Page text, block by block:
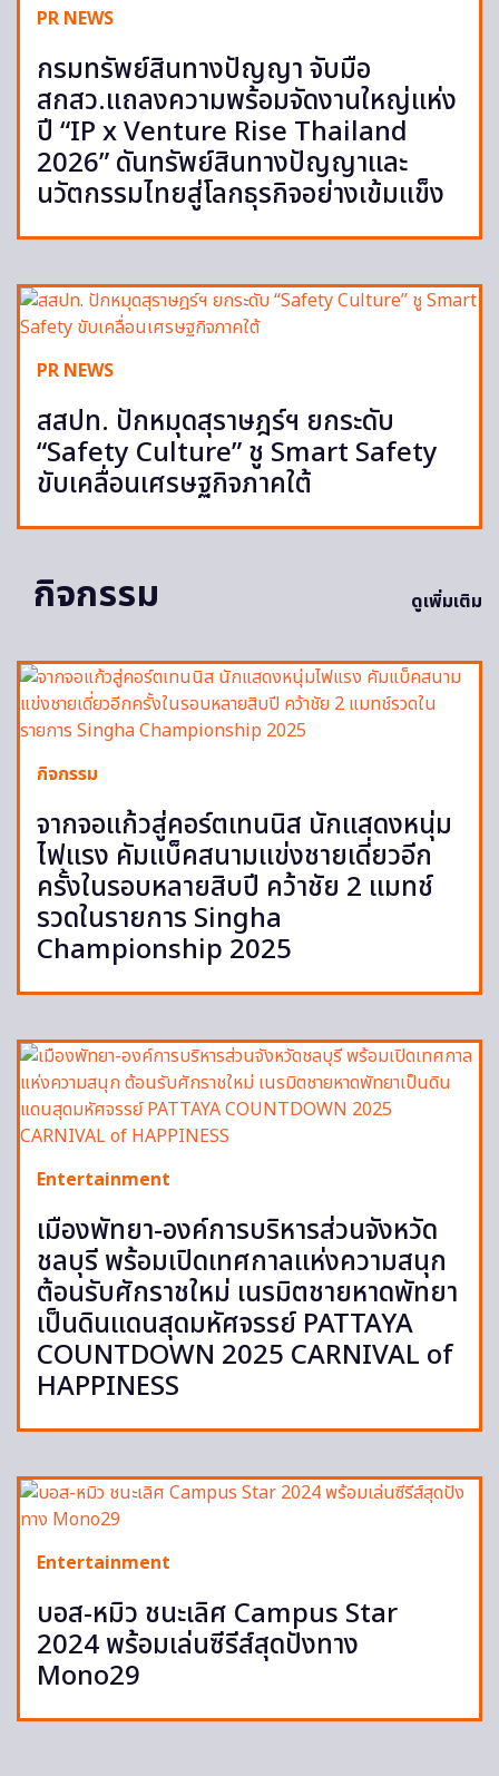
PR NEWS
กรมทรัพย์สินทางปัญญา จับมือ
สกสว.แถลงความพร้อมจัดงานใหญ่แห่ง
ปี “IP x Venture Rise Thailand
2026” ดันทรัพย์สินทางปัญญาและ
นวัตกรรมไทยสู่โลกธุรกิจอย่างเข้มแข็ง
PR NEWS
สสปท. ปักหมุดสุราษฎร์ฯ ยกระดับ
“Safety Culture” ชู Smart Safety
ขับเคลื่อนเศรษฐกิจภาคใต้
กิจกรรม ดูเพิ่มเติม
กิจกรรม
จากจอแก้วสู่คอร์ตเทนนิส นักแสดงหนุ่ม
ไฟแรง คัมแบ็คสนามแข่งชายเดี่ยวอีก
ครั้งในรอบหลายสิบปี คว้าชัย 2 แมทช์
รวดในรายการ Singha
Championship 2025
Entertainment
เมืองพัทยา-องค์การบริหารส่วนจังหวัด
ชลบุรี พร้อมเปิดเทศกาลแห่งความสนุก
ต้อนรับศักราชใหม่ เนรมิตชายหาดพัทยา
เป็นดินแดนสุดมหัศจรรย์ PATTAYA
COUNTDOWN 2025 CARNIVAL of
HAPPINESS
Entertainment
บอส-หมิว ชนะเลิศ Campus Star
2024 พร้อมเล่นซีรีส์สุดปังทาง
Mono29